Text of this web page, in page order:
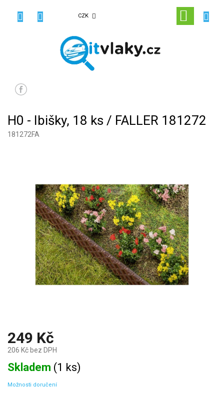
CZK
KOŠÍK
H0 - Ibišky, 18 ks / FALLER 181272
181272FA
249 Kč
206 Kč bez DPH
Měrná
cena:
Skladem (1 ks)
Možnosti doručení